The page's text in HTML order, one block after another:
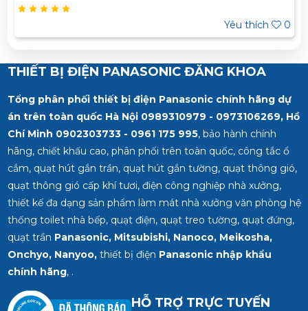
làm việc: -25 ⁰C đến 40⁰C Sử dụng liên tục: trong 30
phút ở nhiệt độ 90⁰C. Khả năng chống cháy nhiệt độ
bất thường 650⁰C Tiêu chuẩn: IEC60309
Yêu thích 0
THIẾT BỊ ĐIỆN PANASONIC ĐĂNG KHOA
Tổng phân phối thiết bị điện Panasonic chính hãng dự
án trên toàn quốc Hà Nội 0989310979 - 0973106269, Hồ
Chí Minh 0902303733 - 0961 175 995, bảo hành chính
hãng, chiết khấu cao, phân phối trên toàn quốc, công tắc ổ
cắm, quạt hút gắn trần, quạt hút gắn tường, quạt thông gió,
quạt thông gió cấp khí tươi, điện công nghiệp nhà xưởng,
thiết kế đa dạng sản phẩm làm mát nhà xưởng văn phòng hệ
thống toilet nhà bếp, quạt điện, quạt treo tường, quạt đứng,
quạt trần Panasonic, Mitsubishi, Nanoco, Meikosha,
Onchyo, Nanyoo,thiết bị điện Panasonic nhập khẩu
chính hãng, .
HỖ TRỢ TRỰC TUYẾN